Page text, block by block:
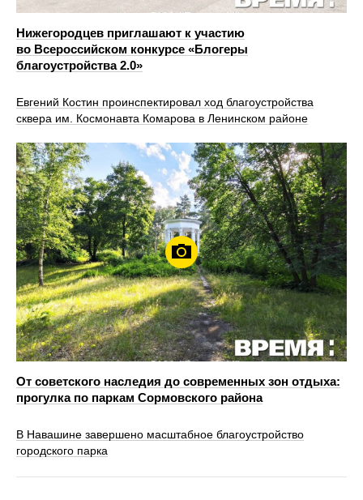
Нижегородцев приглашают к участию
во Всероссийском конкурсе «Блогеры
благоустройства 2.0»
Евгений Костин проинспектировал ход благоустройства
сквера им. Космонавта Комарова в Ленинском районе
От советского наследия до современных зон отдыха:
прогулка по паркам Сормовского района
В Навашине завершено масштабное благоустройство
городского парка